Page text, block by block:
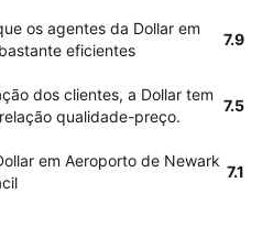
os agentes da Dollar em
eficientes
7.9
dos clientes, a Dollar tem
qualidade-preço.
7.5
em Aeroporto de Newark
7.1